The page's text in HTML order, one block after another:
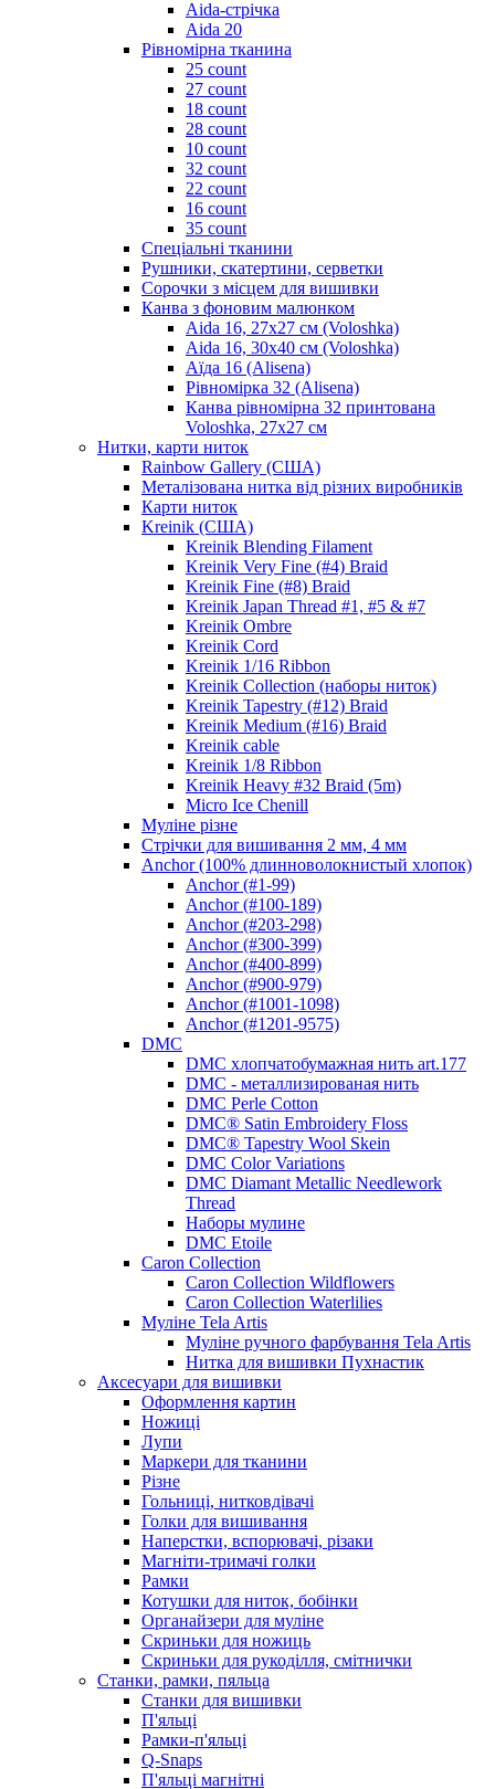
Aida-стрічка
Aida 20
Рівномірна тканина
25 count
27 count
18 count
28 count
10 count
32 count
22 count
16 count
35 count
Спеціальні тканини
Рушники, скатертини, серветки
Сорочки з місцем для вишивки
Канва з фоновим малюнком
Aida 16, 27х27 см (Voloshka)
Aida 16, 30х40 см (Voloshka)
Аїда 16 (Alisena)
Рівномірка 32 (Alisena)
Канва рівномірна 32 принтована
Voloshka, 27х27 см
Нитки, карти ниток
Rainbow Gallery (США)
Металізована нитка від різних виробників
Карти ниток
Kreinik (США)
Kreinik Blending Filament
Kreinik Very Fine (#4) Braid
Kreinik Fine (#8) Braid
Kreinik Japan Thread #1, #5 & #7
Kreinik Ombre
Kreinik Cord
Kreinik 1/16 Ribbon
Kreinik Collection (наборы ниток)
Kreinik Tapestry (#12) Braid
Kreinik Medium (#16) Braid
Kreinik cable
Kreinik 1/8 Ribbon
Kreinik Heavy #32 Braid (5m)
Micro Ice Chenill
Муліне різне
Стрічки для вишивання 2 мм, 4 мм
Anchor (100% длинноволокнистый хлопок)
Anchor (#1-99)
Anchor (#100-189)
Anchor (#203-298)
Anchor (#300-399)
Anchor (#400-899)
Anchor (#900-979)
Anchor (#1001-1098)
Anchor (#1201-9575)
DMC
DMC хлопчатобумажная нить art.177
DMC - металлизированая нить
DMC Perle Cotton
DMC® Satin Embroidery Floss
DMC® Tapestry Wool Skein
DMC Color Variations
DMC Diamant Metallic Needlework
Thread
Наборы мулине
DMC Etoile
Caron Collection
Caron Collection Wildflowers
Caron Collection Waterlilies
Муліне Tela Artis
Муліне ручного фарбування Tela Artis
Нитка для вишивки Пухнастик
Аксесуари для вишивки
Оформлення картин
Ножиці
Лупи
Маркери для тканини
Різне
Гольниці, нитковдівачі
Голки для вишивання
Наперстки, вспорювачі, різаки
Магніти-тримачі голки
Рамки
Котушки для ниток, бобінки
Органайзери для муліне
Скриньки для ножиць
Скриньки для рукоділля, смітнички
Станки, рамки, пяльца
Станки для вишивки
П'яльці
Рамки-п'яльці
Q-Snaps
П'яльці магнітні